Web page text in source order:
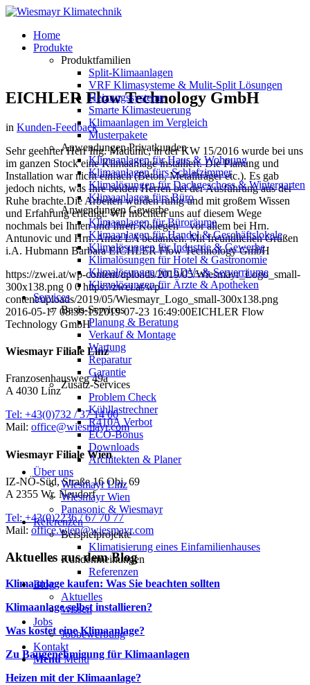
Home
Produkte
Produktfamilien
Split-Klimaanlagen
VRF Klimasysteme & Mulit-Split Lösungen
Heizungssysteme
Smarte Klimasteuerung
Klimaanlagen im Vergleich
Musterpakete
Anwendungen Privatkunden
Klimaanlagen für Haus & Wohnung
Klimaanlagen fürs Schlafzimmer
Klimalösungen für Dachgeschoss & Wintergarten
Klimaanlagen fürs Büro
Anwendungen Gewerbe
Klimaanlagen für Büroräume
Klimaanlagen für Handel & Geschäftslokale
Klimalösungen für Industrie & Gewerbe
Klimalösungen für Hotel & Gastronomie
Klimalösungen für EDV- & Serverräume
Klimalösungen für Ärzte & Apotheken
Services
Basis-Services
Planung & Beratung
Verkauf & Montage
Wartung
Reparatur
Garantie
Zusatz-Services
Problem Check
Kühllastrechner
R410A Verbot
ECO-Bonus
Downloads
Architekten & Planer
Über uns
Wiesmayr Linz
Wiesmayr Wien
Panasonic & Wiesmayr
Referenzen
Beispielprojekte
Klimatisierung eines Einfamilienhauses
Kundenmeinungen
Referenzen
Blog
Aktuelles
Wissen
Jobs
Jobbewerbung
Kontakt
Menü Menü
EICHLER Flow Technology GmbH
in Kunden-Feedback
Sehr geehrter Herr Ing. Madunic, in der KW 15/2016 wurde bei uns
im ganzen Stock eine Klimaanlage installiert. Die Planung und
Installation war nicht einfach (Beton, Metallträger etc.). Es gab
jedoch nichts, was Ihre beiden Herren bei der Ausführung aus der
Ruhe brachte.Die Arbeiten wurden ruhig und mit großem Wissen
und Erfahrung erledigt. Wir möchten uns auf diesem Wege
nochmals bei Ihnen und Ihren Kollegen – vor allem bei Hrn.
Antunovic und Hrn. Amsz LA bedanken. Mit freundlichen Grüßen
i.A. Hubmann Barbara EICHLER Flow Technology GmbH
https://zwei.at/wp-content/uploads/2019/05/Wiesmayr_Logo_small-
300x138.png 0 0 https://zwei.at/wp-
content/uploads/2019/05/Wiesmayr_Logo_small-300x138.png
2016-05-17 08:39:152019-07-23 16:49:00EICHLER Flow
Technology GmbH
Wiesmayr Filiale Linz
Franzosenhausweg 49a
A 4030 Linz
Tel: +43(0)732 / 37 14 00
Mail: office@wiesmayr.com
Wiesmayr Filiale Wien
IZ-NÖ-Süd, Straße 16 Obj. 69
A 2355 Wr. Neudorf
Tel: +43(0)2236 / 67 70 77
Mail: office.wien@wiesmayr.com
Aktuelles aus dem Blog
Klimaanlage kaufen: Was Sie beachten sollten
Klimaanlage selbst installieren?
Was kostet eine Klimaanlage?
Zu Baugenehmigung für Klimaanlagen
Heizen mit der Klimaanlage?